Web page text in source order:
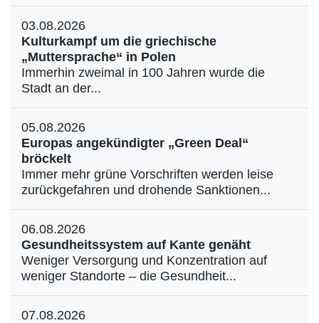
03.08.2026
Kulturkampf um die griechische
„Muttersprache“ in Polen
Immerhin zweimal in 100 Jahren wurde die
Stadt an der...
05.08.2026
Europas angekündigter „Green Deal“
bröckelt
Immer mehr grüne Vorschriften werden leise
zurückgefahren und drohende Sanktionen...
06.08.2026
Gesundheitssystem auf Kante genäht
Weniger Versorgung und Konzentration auf
weniger Standorte – die Gesundheit...
07.08.2026